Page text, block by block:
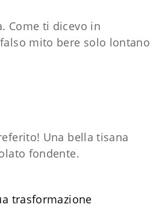
Come ti dicevo in
mito bere solo lontano
Una bella tisana
fondente.
trasformazione